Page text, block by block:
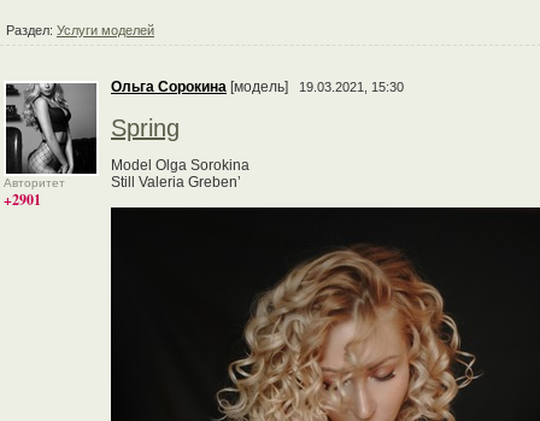
Раздел: Услуги моделей
Авторитет
+2901
Ольга Сорокина [модель] 19.03.2021, 15:30
Spring
Model Olga Sorokina
Still Valeria Greben’